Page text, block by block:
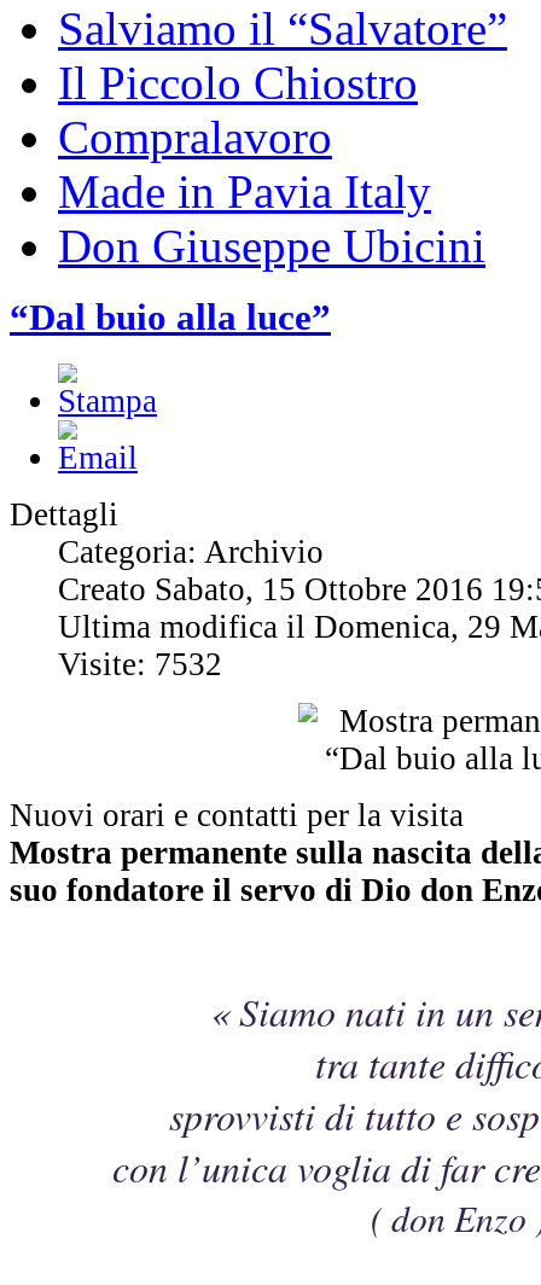
Salviamo il “Salvatore”
Il Piccolo Chiostro
Compralavoro
Made in Pavia Italy
Don Giuseppe Ubicini
“Dal buio alla luce”
Dettagli
Categoria: Archivio
Creato Sabato, 15 Ottobre 2016
Ultima modifica il Domenica, 29
Visite: 7532
Nuovi orari e contatti per la visita
Mostra permanente sulla nascita
suo fondatore il servo di Dio don
« Siamo nati in un
tra tante
sprovvisti di tutto e
con l’unica voglia di far
( don Enzo